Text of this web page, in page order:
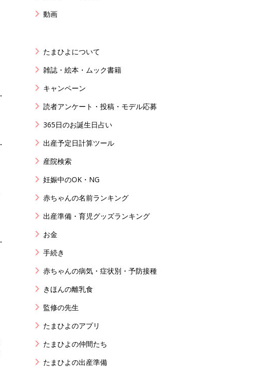
動画
たまひよについて
雑誌・絵本・ムック書籍
キャンペーン
読者アンケート・投稿・モデル応募
365日のお誕生日占い
出産予定日計算ツール
産院検索
妊娠中のOK・NG
赤ちゃんの名前ランキング
出産準備・育児グッズランキング
お金
手続き
赤ちゃんの病気・症状別・予防接種
きほんの離乳食
監修の先生
たまひよのアプリ
たまひよの仲間たち
たまひよの出産準備